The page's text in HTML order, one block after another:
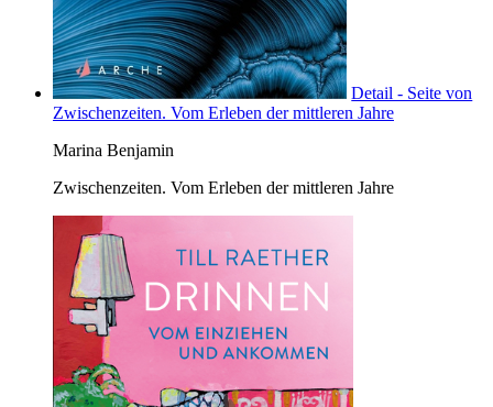
Detail - Seite von
Zwischenzeiten. Vom Erleben der mittleren Jahre
Marina Benjamin
Zwischenzeiten. Vom Erleben der mittleren Jahre